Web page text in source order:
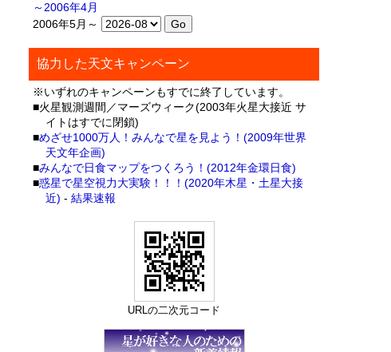
～2006年4月
2006年5月～
協力した天文キャンペーン
※いずれのキャンペーンもすでに終了しています。
■火星観測週間／マーズウィーク(2003年火星大接近 サ
イトはすでに閉鎖)
■めざせ1000万人！みんなで星を見よう！(2009年世界
天文年企画)
■みんなで日食マップをつくろう！(2012年金環日食)
■惑星で星空視力大実験！！！(2020年木星・土星大接
近) -結果速報
URLの二次元コード